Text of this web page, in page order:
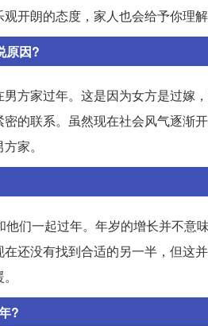
开朗的态度，家人也会给予你理解
原因?
方家过年。这是因为女方是过嫁
的联系。虽然现在社会风气逐渐
家。
们一起过年。年岁的增长并不意
还没有找到合适的另一半，但这
?